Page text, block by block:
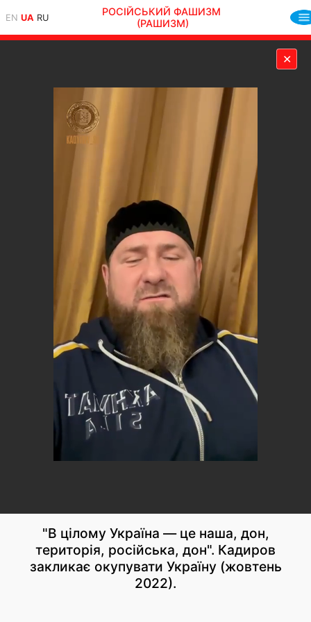
EN UA RU
РОСІЙСЬКИЙ ФАШИЗМ
(РАШИЗМ)
✕
"В цілому Україна — це наша, дон,
територія, російська, дон". Кадиров
закликає окупувати Україну (жовтень
2022).